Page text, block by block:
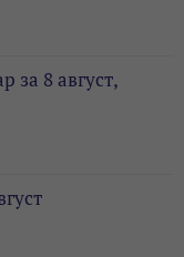
за 8 август,